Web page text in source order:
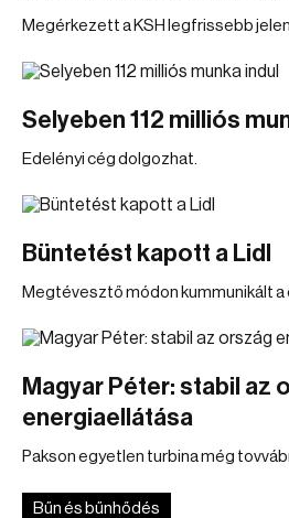
Megérkezett a KSH legfrissebb
Selyeben 112 milliós
Edelényi cég dolgozhat.
Büntetést kapott a Lidl
Megtévesztő módon kummunikált a
Magyar Péter: stabil az
energiaellátása
Pakson egyetlen turbina még
Bűn és bűnhődés